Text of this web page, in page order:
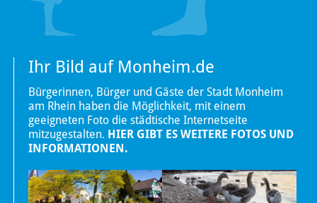
Ihr Bild auf Monheim.de
Bürgerinnen, Bürger und Gäste der Stadt Monheim
am Rhein haben die Möglichkeit, mit einem
geeigneten Foto die städtische Internetseite
mitzugestalten. HIER GIBT ES WEITERE FOTOS UND
INFORMATIONEN.